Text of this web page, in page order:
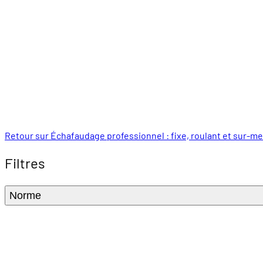
Retour sur Échafaudage professionnel : fixe, roulant et sur-
Filtres
Norme